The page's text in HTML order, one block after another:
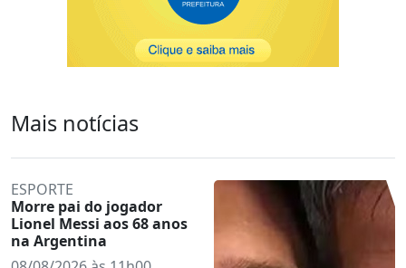
Mais notícias
ESPORTE
Morre pai do jogador
Lionel Messi aos 68 anos
na Argentina